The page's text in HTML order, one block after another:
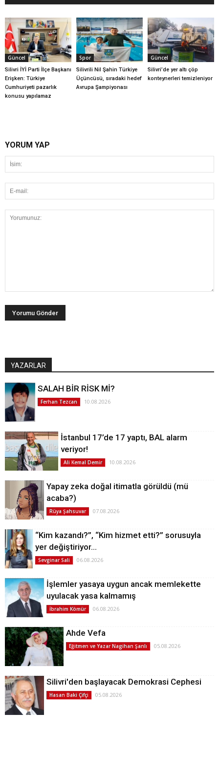
Güncel
Silivri İYİ Parti İlçe Başkanı
Erişken: Türkiye
Cumhuriyeti pazarlık
konusu yapılamaz
Spor
Silivrili Nil Şahin Türkiye
Üçüncüsü, sıradaki hedef
Avrupa Şampiyonası
Güncel
Silivri’de yer altı çöp
konteynerleri temizleniyor
YORUM YAP
YAZARLAR
SALAH BİR RİSK Mİ?
Ferhan Tezcan 10.08.2026
İstanbul 17’de 17 yaptı, BAL alarm
veriyor!
Ali Kemal Demir 10.08.2026
Yapay zeka doğal itimatla görüldü (mü
acaba?)
Rüya Şahsuvar 07.08.2026
“Kim kazandı?”, “Kim hizmet etti?” sorusuyla
yer değiştiriyor…
Sevginar Sali 06.08.2026
İşlemler yasaya uygun ancak memlekette
uyulacak yasa kalmamış
İbrahim Kömür 06.08.2026
Ahde Vefa
Eğitmen ve Yazar Nagihan Şanlı 05.08.2026
Silivri'den başlayacak Demokrasi Cephesi
Hasan Baki Çifçi 05.08.2026